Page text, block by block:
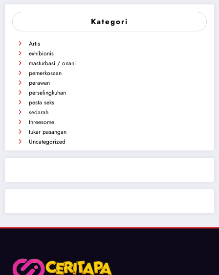
Kategori
Artis
exhibionis
masturbasi / onani
pemerkosaan
perawan
perselingkuhan
pesta seks
sedarah
threesome
tukar pasangan
Uncategorized